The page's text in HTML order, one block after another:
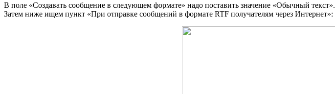
В поле «Создавать сообщение в следующем формате» надо поставить значение «Обычный текст».
Затем ниже ищем пункт «При отправке сообщений в формате RTF получателям через Интернет»: